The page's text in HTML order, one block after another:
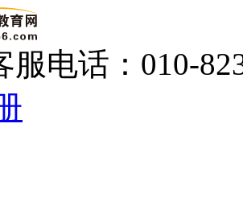
服电话：010-